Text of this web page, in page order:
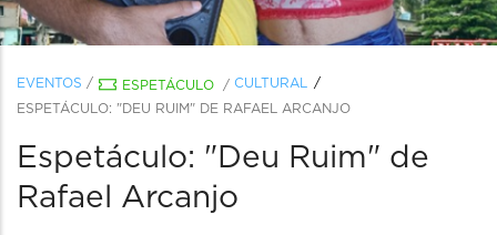
EVENTOS / ESPETÁCULO / CULTURAL
ESPETÁCULO: "DEU RUIM" DE RAFAEL ARCANJO
Espetáculo: "Deu Ruim" de
Rafael Arcanjo